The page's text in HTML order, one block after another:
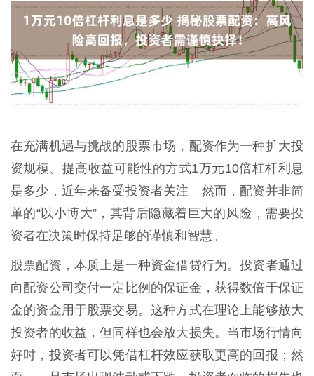
在充满机遇与挑战的股票市场，配资作为一种扩大投
资规模、提高收益可能性的方式1万元10倍杠杆利息
是多少，近年来备受投资者关注。然而，配资并非简
单的“以小博大”，其背后隐藏着巨大的风险，需要投
资者在决策时保持足够的谨慎和智慧。
股票配资，本质上是一种资金借贷行为。投资者通过
向配资公司交付一定比例的保证金，获得数倍于保证
金的资金用于股票交易。这种方式在理论上能够放大
投资者的收益，但同样也会放大损失。当市场行情向
好时，投资者可以凭借杠杆效应获取更高的回报；然